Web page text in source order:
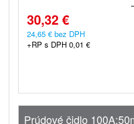
30,32 €
24,65 € bez DPH
+RP s DPH 0,01 €
Prúdové čidlo